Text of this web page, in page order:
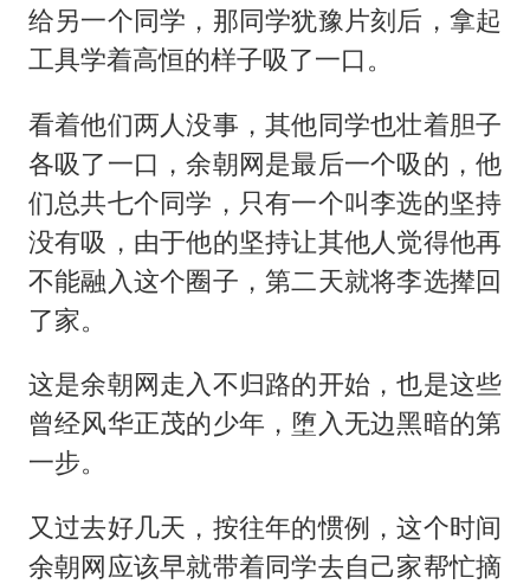
给另一个同学，那同学犹豫片刻后，拿起
工具学着高恒的样子吸了一口。
看着他们两人没事，其他同学也壮着胆子
各吸了一口，余朝网是最后一个吸的，他
们总共七个同学，只有一个叫李选的坚持
没有吸，由于他的坚持让其他人觉得他再
不能融入这个圈子，第二天就将李选撵回
了家。
这是余朝网走入不归路的开始，也是这些
曾经风华正茂的少年，堕入无边黑暗的第
一步。
又过去好几天，按往年的惯例，这个时间
余朝网应该早就带着同学去自己家帮忙摘